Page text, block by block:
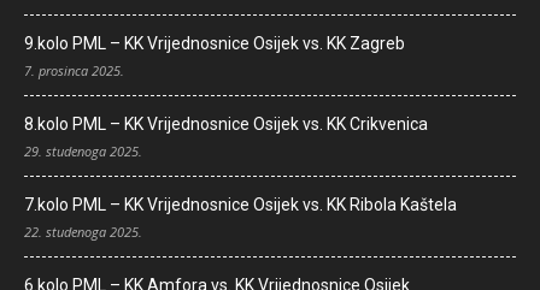
9.kolo PML – KK Vrijednosnice Osijek vs. KK Zagreb
7. prosinca 2025.
8.kolo PML – KK Vrijednosnice Osijek vs. KK Crikvenica
29. studenoga 2025.
7.kolo PML – KK Vrijednosnice Osijek vs. KK Ribola Kaštela
22. studenoga 2025.
6.kolo PML – KK Amfora vs. KK Vrijednosnice Osijek